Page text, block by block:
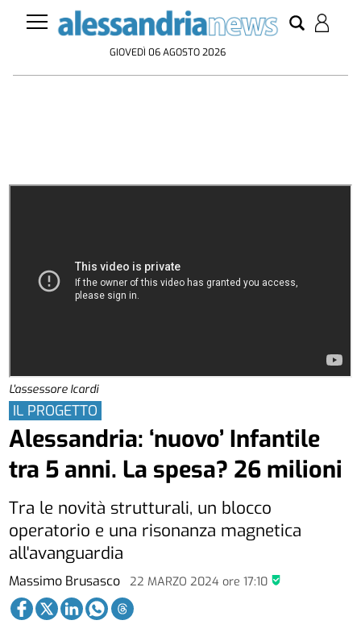
GIOVEDÌ 06 AGOSTO 2026
L'assessore Icardi
Massimo Brusasco 22 MARZO 2024ore 17:10
IL PROGETTO
Alessandria: ‘nuovo’ Infantile
tra 5 anni. La spesa? 26 milioni
Tra le novità strutturali, un blocco
operatorio e una risonanza magnetica
all'avanguardia